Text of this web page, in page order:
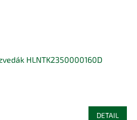
HLNTK2350000160D
DETAIL